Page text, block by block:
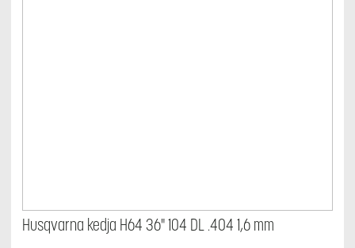
Husqvarna kedja H64 36" 104 DL .404 1,6 mm